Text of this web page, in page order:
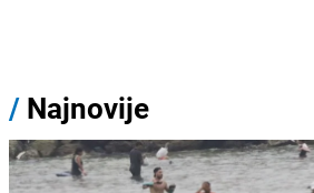
/ Najnovije